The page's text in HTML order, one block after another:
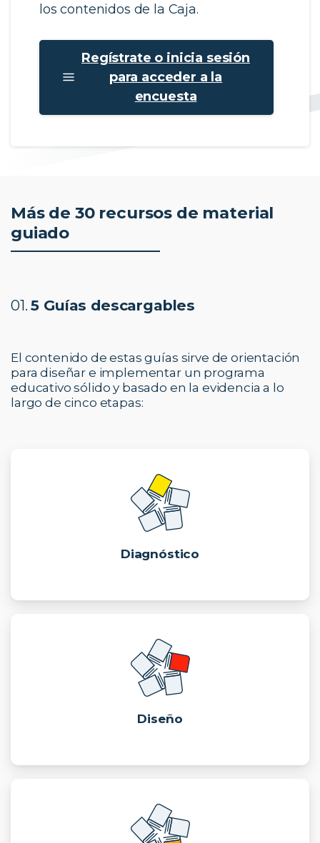
los contenidos de la Caja.​
Regístrate o inicia sesión
para acceder a la
encuesta
Más de 30 recursos de material
guiado
01.5 Guías descargables
El contenido de estas guías sirve de orientación
para diseñar e implementar un programa
educativo sólido y basado en la evidencia a lo
largo de cinco etapas:
Diagnóstico
Diseño